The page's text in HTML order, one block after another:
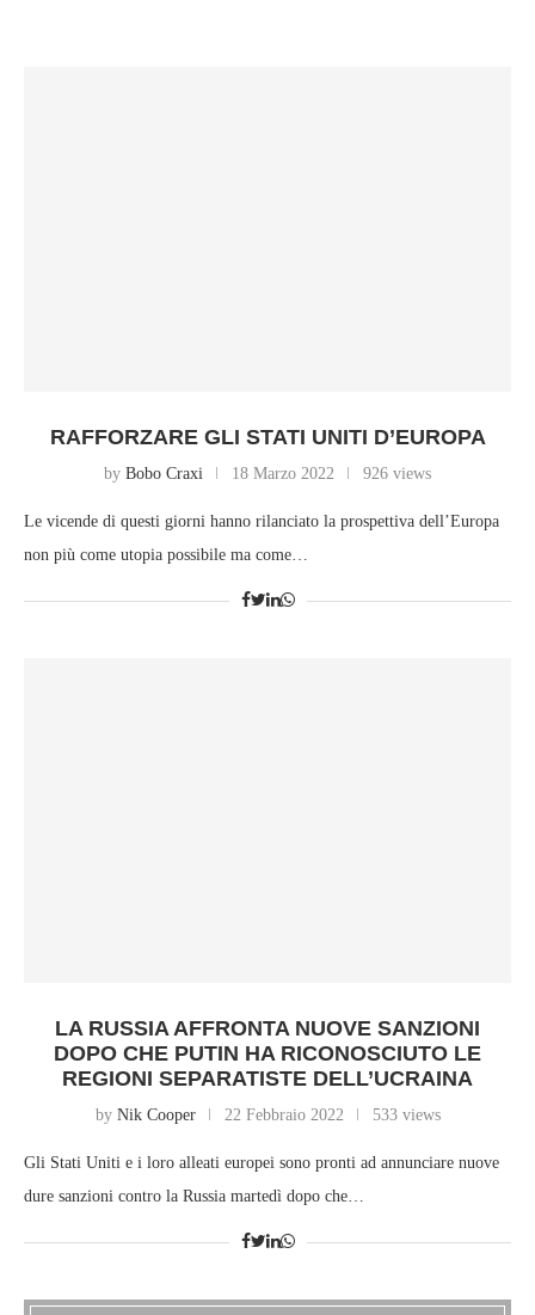
RAFFORZARE GLI STATI UNITI D’EUROPA
by Bobo Craxi 18 Marzo 2022 926 views
Le vicende di questi giorni hanno rilanciato la prospettiva dell’Europa
non più come utopia possibile ma come…
LA RUSSIA AFFRONTA NUOVE SANZIONI
DOPO CHE PUTIN HA RICONOSCIUTO LE
REGIONI SEPARATISTE DELL’UCRAINA
by Nik Cooper 22 Febbraio 2022 533 views
Gli Stati Uniti e i loro alleati europei sono pronti ad annunciare nuove
dure sanzioni contro la Russia martedì dopo che…